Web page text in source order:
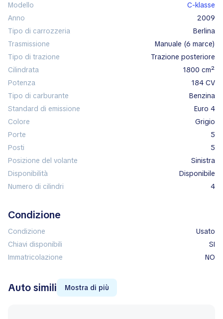
Modello
C-klasse
Anno
2009
Tipo di carrozzeria
berlina
Trasmissione
manuale (6 marce)
Tipo di trazione
trazione posteriore
Cilindrata
1800 cm²
Potenza
184 CV
Tipo di carburante
benzina
Standard di emissione
Euro 4
Colore
grigio
Porte
5
Posti
5
Posizione del volante
sinistra
Disponibilità
disponibile
Numero di cilindri
4
Condizione
Condizione
Usato
Chiavi disponibili
SI
Immatricolazione
NO
Auto simili Mostra di più